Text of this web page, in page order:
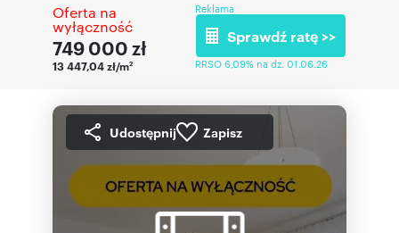
Oferta na
wyłączność
749 000 zł
13 447,04 zł/m2
Reklama
Sprawdź ratę >>
RRSO 6,09% na dz. 01.06.26
Udostępnij Zapisz